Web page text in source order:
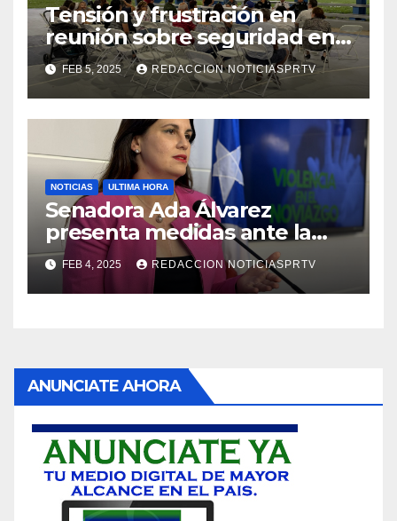
Tensión y frustración en
reunión sobre seguridad en
Reparto Metropolitano
FEB 5, 2025 REDACCION NOTICIASPRTV
NOTICIAS ULTIMA HORA
Senadora Ada Álvarez
presenta medidas ante la
violencia en el noviazgo
FEB 4, 2025 REDACCION NOTICIASPRTV
ANUNCIATE AHORA